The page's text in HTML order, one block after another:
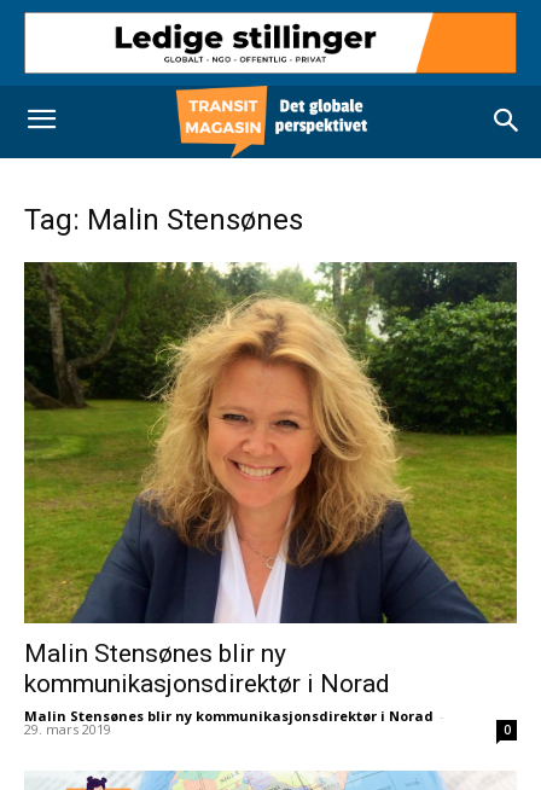
Tag: Malin Stensønes
Malin Stensønes blir ny
kommunikasjonsdirektør i Norad
Malin Stensønes blir ny kommunikasjonsdirektør i Norad -
29. mars 2019 0